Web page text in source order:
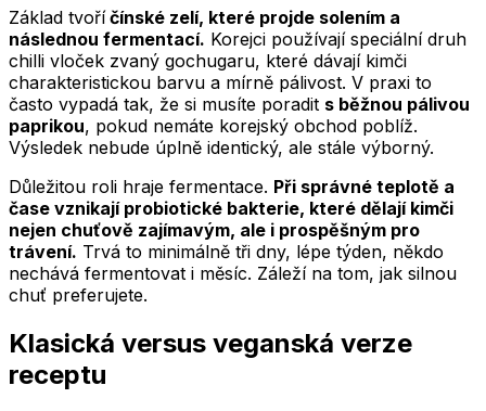
Základ tvoříčínské zelí, které projde solením a
následnou fermentací. Korejci používají speciální druh
chilli vloček zvaný gochugaru, které dávají kimči
charakteristickou barvu a mírně pálivost. V praxi to
často vypadá tak, že si musíte poradit s běžnou pálivou
paprikou, pokud nemáte korejský obchod poblíž.
Výsledek nebude úplně identický, ale stále výborný.
Důležitou roli hraje fermentace. Při správné teplotě a
čase vznikají probiotické bakterie, které dělají kimči
nejen chuťově zajímavým, ale i prospěšným pro
trávení. Trvá to minimálně tři dny, lépe týden, někdo
nechává fermentovat i měsíc. Záleží na tom, jak silnou
chuť preferujete.
Klasická versus veganská verze
receptu